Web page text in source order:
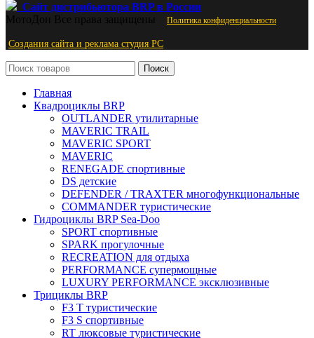
Сайт дистрибьютора BRP в России
МотоДон Все права защищены Политика конфиденциальности
Создания сайта и реклама студия PС
Поиск
Главная
Квадроциклы BRP
OUTLANDER утилитарные
MAVERIC TRAIL
MAVERIC SPORT
MAVERIC
RENEGADE спортивные
DS детские
DEFENDER / TRAXTER многофункциональные
COMMANDER туристические
Гидроциклы BRP Sea-Doo
SPORT спортивные
SPARK прогулочные
RECREATION для отдыха
PERFORMANCE супермощные
LUXURY PERFORMANCE эксклюзивные
Трициклы BRP
F3 T туристические
F3 S спортивные
RT люксовые туристические